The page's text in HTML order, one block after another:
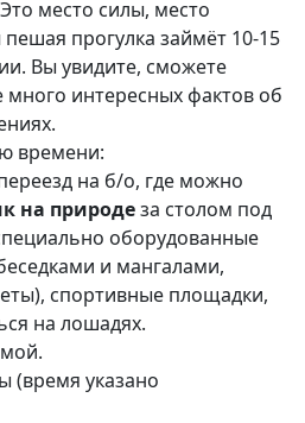
место силы, место
прогулка займёт 10-15
Вы увидите, сможете
много интересных фактов об
времени:
на б/о, где можно
на природеза столом под
оборудованные
и мангалами,
спортивные площадки,
на лошадях.
(время указано